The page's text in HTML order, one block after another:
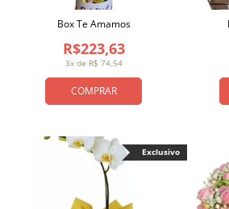
COMPRAR
3x de R$ 74,54
R$223,63
Box Te Amamos
Exclusivo